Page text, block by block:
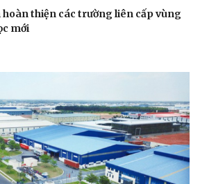
hoàn thiện các trường liên cấp vùng
mới